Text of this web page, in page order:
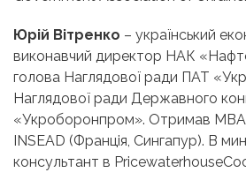
Юрій Вітренко – український
виконавчий директор НАК
голова Наглядової ради ПАТ
Наглядової ради Державного
«Укроборонпром». Отримав MBA
INSEAD (Франція, Сингапур). В
консультант в